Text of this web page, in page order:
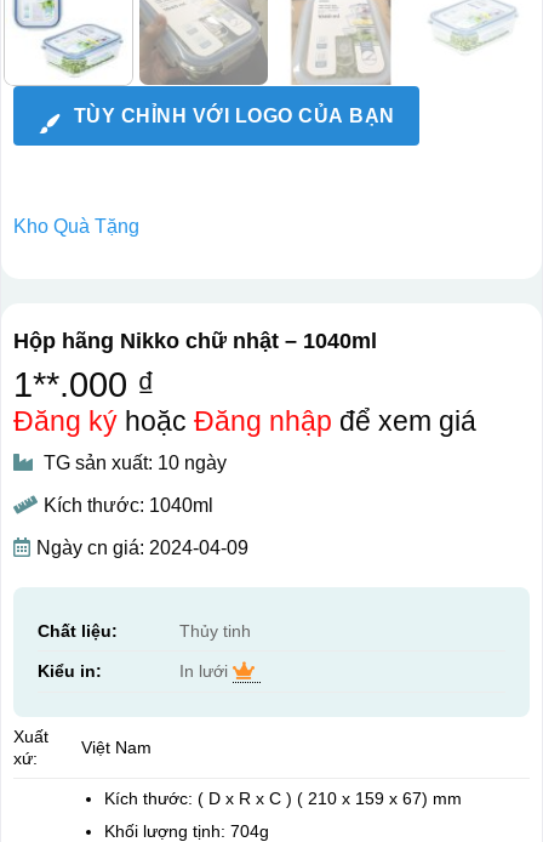
TÙY CHỈNH VỚI LOGO CỦA BẠN
Kho Quà Tặng
Hộp hãng Nikko chữ nhật – 1040ml
1**.000 ₫
Đăng kýhoặc Đăng nhập để xem giá
TG sản xuất: 10 ngày
Kích thước: 1040ml
Ngày cn giá: 2024-04-09
Chất liệu: Thủy tinh
Kiểu in: In lưới
Xuất
xứ:
Việt Nam
Kích thước: ( D x R x C ) ( 210 x 159 x 67) mm
Khối lượng tịnh: 704g